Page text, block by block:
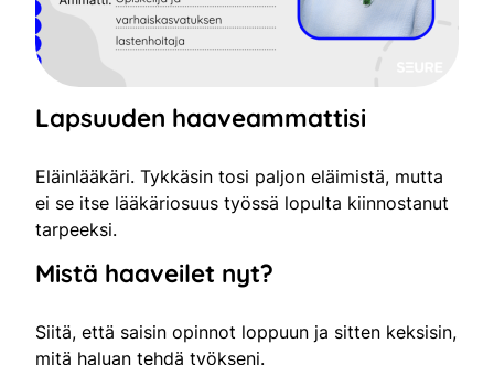
Lapsuuden haaveammattisi
Eläinlääkäri. Tykkäsin tosi paljon eläimistä, mutta
ei se itse lääkäriosuus työssä lopulta kiinnostanut
tarpeeksi.
Mistä haaveilet nyt?
Siitä, että saisin opinnot loppuun ja sitten keksisin,
mitä haluan tehdä työkseni.